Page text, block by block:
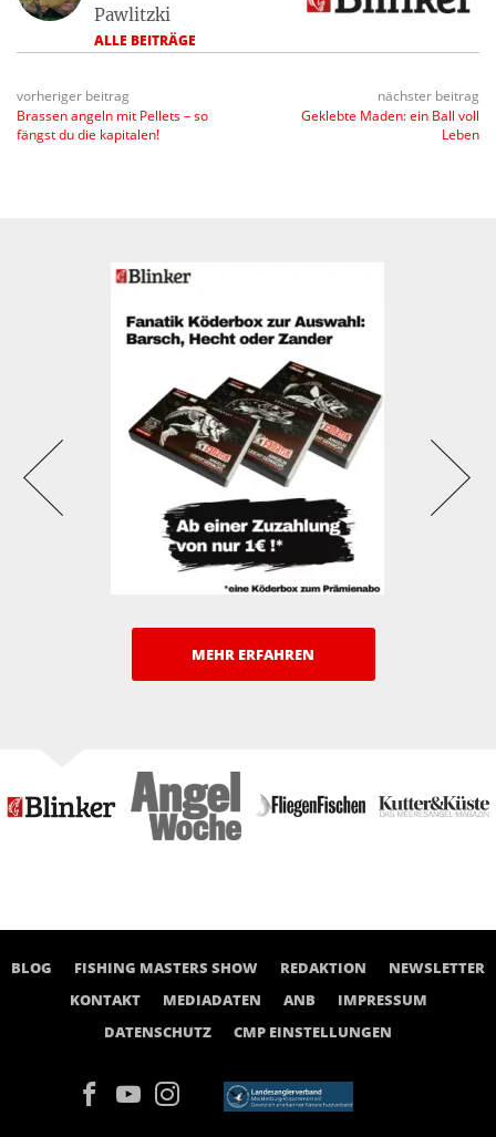
Pawlitzki
ALLE BEITRÄGE
vorheriger beitrag
Brassen angeln mit Pellets – so
fängst du die kapitalen!
nächster beitrag
Geklebte Maden: ein Ball voll
Leben
MEHR ERFAHREN
BLOG FISHING MASTERS SHOW REDAKTION
NEWSLETTER
KONTAKT
MEDIADATEN ANB
IMPRESSUM
DATENSCHUTZ
CMP EINSTELLUNGEN